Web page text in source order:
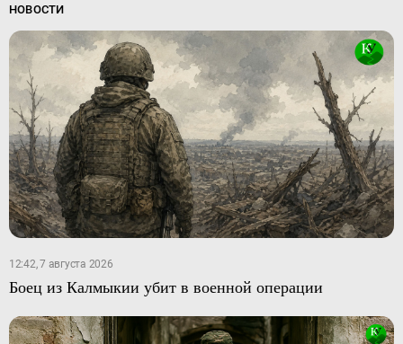
НОВОСТИ
12:42, 7 августа 2026
Боец из Калмыкии убит в военной операции